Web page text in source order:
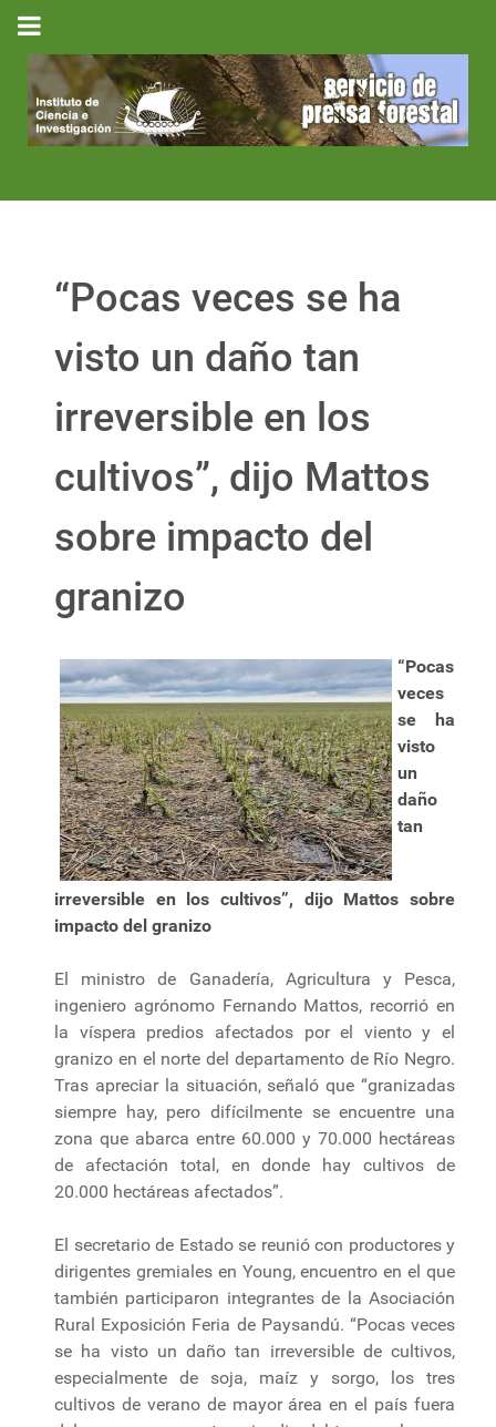
“Pocas veces se ha
visto un daño tan
irreversible en los
cultivos”, dijo Mattos
sobre impacto del
granizo
“Pocas
veces
se ha
visto
un
daño
tan
irreversible en los cultivos”, dijo Mattos sobre
impacto del granizo
El ministro de Ganadería, Agricultura y Pesca,
ingeniero agrónomo Fernando Mattos, recorrió en
la víspera predios afectados por el viento y el
granizo en el norte del departamento de Río Negro.
Tras apreciar la situación, señaló que “granizadas
siempre hay, pero difícilmente se encuentre una
zona que abarca entre 60.000 y 70.000 hectáreas
de afectación total, en donde hay cultivos de
20.000 hectáreas afectados”.
El secretario de Estado se reunió con productores y
dirigentes gremiales en Young, encuentro en el que
también participaron integrantes de la Asociación
Rural Exposición Feria de Paysandú. “Pocas veces
se ha visto un daño tan irreversible de cultivos,
especialmente de soja, maíz y sorgo, los tres
cultivos de verano de mayor área en el país fuera